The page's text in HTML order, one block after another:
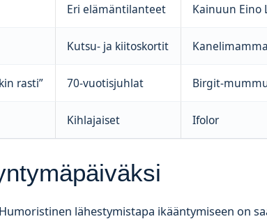
Eri elämäntilanteet Kainuun Eino
Kutsu- ja kiitoskortit Kanelimamma
rasti” 70-vuotisjuhlat Birgit-
Kihlajaiset Ifolor
lähestymistapa ikääntymiseen on